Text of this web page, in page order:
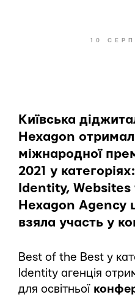
10
Київська
Hexagon
міжнародної
2021 у
Identity,
Hexagon Agency
взяла участь у
Best of the Best у
Identity агенція
для освітньої